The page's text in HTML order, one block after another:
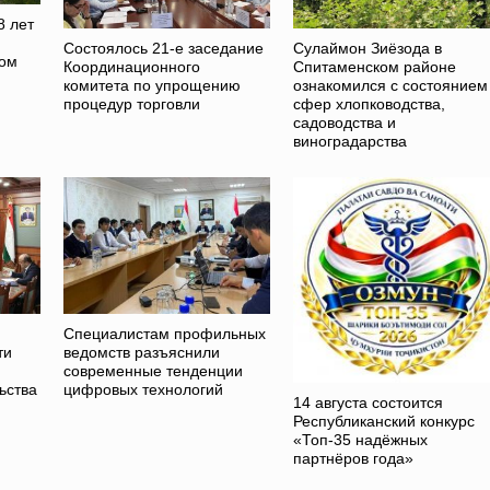
лет
Состоялось 21-е заседание
Координационного
комитета по упрощению
процедур торговли
Сулаймон Зиёзода в
Спитаменском районе
ознакомился с состоянием
сфер хлопководства,
садоводства и
виноградарства
Специалистам профильных
ведомств разъяснили
современные тенденции
цифровых технологий
14 августа состоится
Республиканский конкурс
«Топ-35 надёжных
партнёров года»